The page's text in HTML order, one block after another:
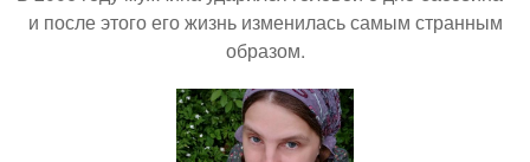
и после этого его жизнь изменилась самым странным
образом.